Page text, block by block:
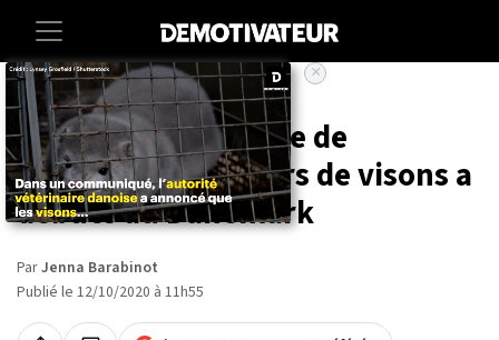
Accueil Societe Animaux
Covid-19 : l'abattage de
centaines de milliers de visons a
débuté au Danemark
ParJenna Barabinot
Publié le 12/10/2020 à 11h55
×